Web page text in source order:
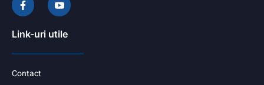
Link-uri utile
Contact